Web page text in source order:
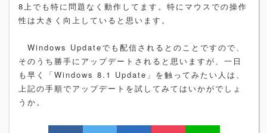
8上でも特に問題なく動作してます。特にマウスでの操作
性は大きく向上していると思います。
Windows Updateでも配信されるとのことですので、
そのうち勝手にアップデートされると思いますが、一日
も早く「Windows 8.1 Update」を触ってみたい人は、
上記の手順でアップデートを試してみてはいかがでしょ
うか。